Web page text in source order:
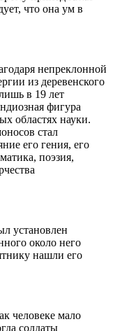
что она ум в
непреклонной
из деревенского
в 19 лет
фигура
областях науки.
стал
его гения, его
поэзия,
установлен
около него
нашли его
человеке мало
солдаты